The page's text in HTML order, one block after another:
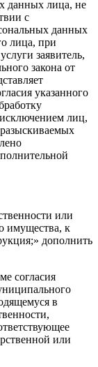
данных лица, не
с
данных
лица, при
заявитель,
закона от
указанного
лиц,
или
имущества, к
дополнить
согласия
в
или